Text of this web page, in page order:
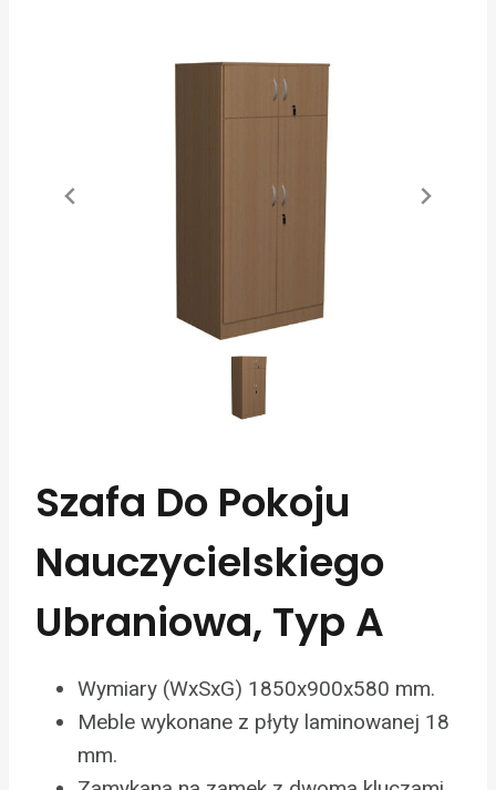
Szafa Do Pokoju
Nauczycielskiego
Ubraniowa, Typ A
Wymiary (WxSxG) 1850x900x580 mm.
Meble wykonane z płyty laminowanej 18
mm.